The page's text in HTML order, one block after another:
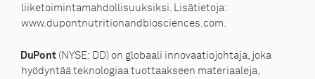
liiketoimintamahdollisuuksiksi. Lisätietoja:
www.dupontnutritionandbiosciences.com.
DuPont (NYSE: DD) on globaali innovaatiojohtaja, joka
hyödyntää teknologiaa tuottaakseen materiaaleja,